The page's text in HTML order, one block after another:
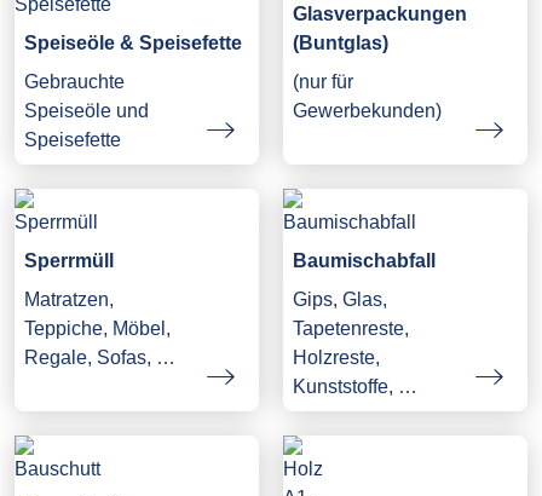
Speiseöle & Speisefette
Gebrauchte
Speiseöle und
Speisefette
Glasverpackungen
(Buntglas)
(nur für
Gewerbekunden)
Sperrmüll
Matratzen,
Teppiche, Möbel,
Regale, Sofas, …
Baumischabfall
Gips, Glas,
Tapetenreste,
Holzreste,
Kunststoffe, …